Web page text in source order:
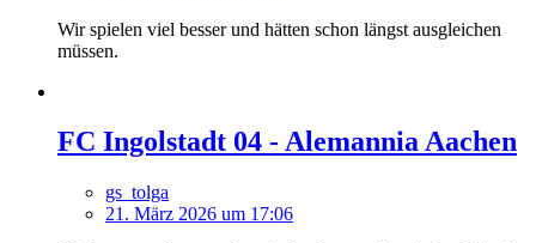
Wir spielen viel besser und hätten schon längst ausgleichen
müssen.
FC Ingolstadt 04 - Alemannia Aachen
gs_tolga
21. März 2026 um 17:06